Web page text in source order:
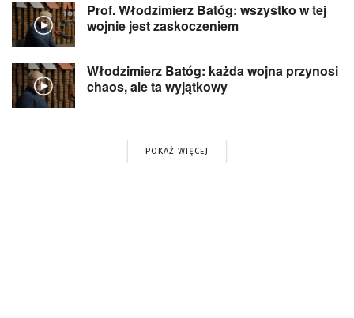
Prof. Włodzimierz Batóg: wszystko w tej
wojnie jest zaskoczeniem
Włodzimierz Batóg: każda wojna przynosi
chaos, ale ta wyjątkowy
POKAŻ WIĘCEJ